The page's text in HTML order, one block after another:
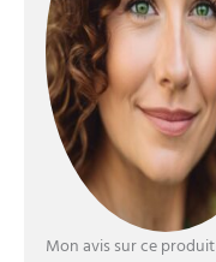
Mon avis sur ce produit